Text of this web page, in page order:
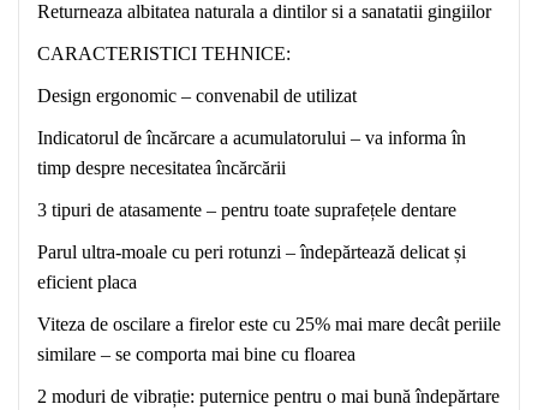
Returneaza albitatea naturala a dintilor si a sanatatii gingiilor
CARACTERISTICI TEHNICE:
Design ergonomic – convenabil de utilizat
Indicatorul de încărcare a acumulatorului – va informa în
timp despre necesitatea încărcării
3 tipuri de atasamente – pentru toate suprafețele dentare
Parul ultra-moale cu peri rotunzi – îndepărtează delicat și
eficient placa
Viteza de oscilare a firelor este cu 25% mai mare decât periile
similare – se comporta mai bine cu floarea
2 moduri de vibrație: puternice pentru o mai bună îndepărtare